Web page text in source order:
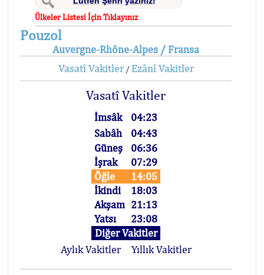
Ülkeler Listesi İçin Tıklayınız
Pouzol
Auvergne-Rhône-Alpes / Fransa
Vasatî Vakitler/ Ezânî Vakitler
Vasatî Vakitler
İmsâk
04:23
Sabâh
04:43
Güneş
06:36
İşrak
07:29
Öğle
14:05
İkindi
18:03
Akşam 21:13
Yatsı
23:08
Diğer Vakitler
Aylık Vakitler
Yıllık Vakitler